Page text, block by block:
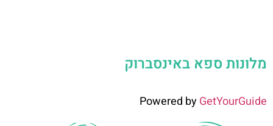
מלונות ספא באינסברוק
Powered byGetYourGuide